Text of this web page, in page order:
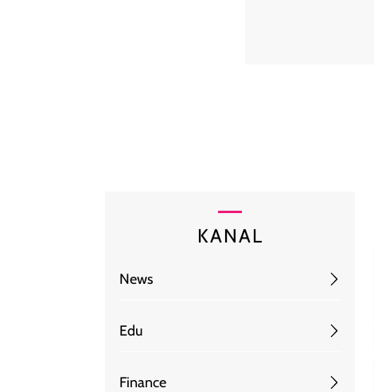
KANAL
News
Edu
Finance